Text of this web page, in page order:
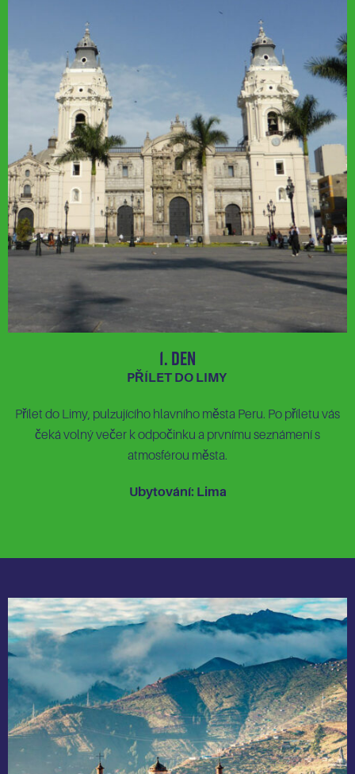
1. Den
PŘÍLET DO LIMY
Přílet do Limy, pulzujícího hlavního města Peru. Po příletu vás
čeká volný večer k odpočinku a prvnímu seznámení s
atmosférou města.
Ubytování: Lima